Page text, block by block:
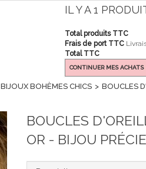
IL Y A 1
Total produits TTC
Frais de port TTC
Total TTC
CONTINUER MES ACHATS
BIJOUX BOHÈMES CHICS > BOUCLES
BOUCLES
OR - BIJOU